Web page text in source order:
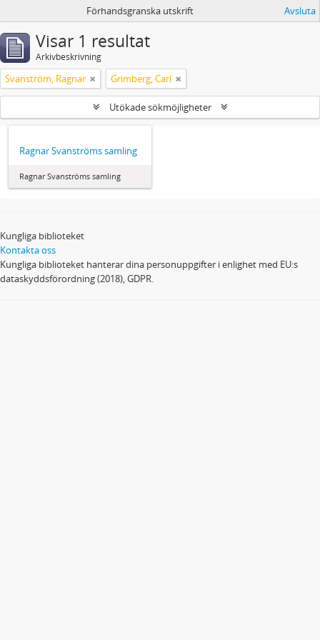
Förhandsgranska utskrift Avsluta
Visar 1 resultat
Arkivbeskrivning
Svanström, Ragnar Grimberg, Carl
Utökade sökmöjligheter
Ragnar Svanströms samling
Ragnar Svanströms samling
Kungliga biblioteket
Kontakta oss
Kungliga biblioteket hanterar dina personuppgifter i enlighet med EU:s
dataskyddsförordning (2018), GDPR.